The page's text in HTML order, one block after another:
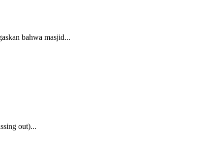
bahwa masjid...
out)...